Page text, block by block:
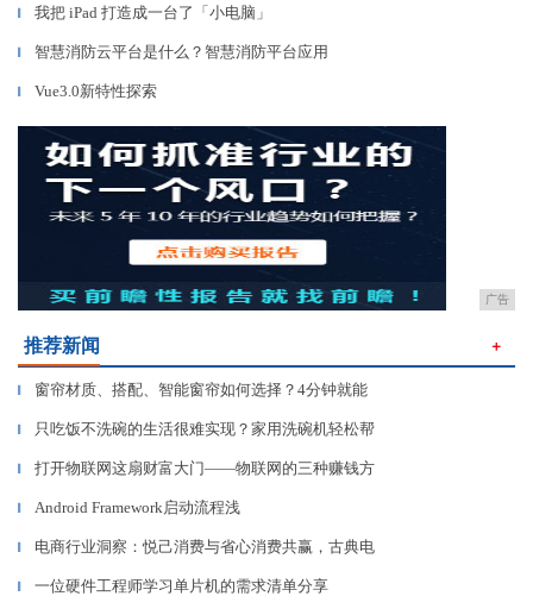
▎ 我把 iPad 打造成一台了「小电脑」
▎ 智慧消防云平台是什么？智慧消防平台应用
▎ Vue3.0新特性探索
广告
推荐新闻 ＋
▎ 窗帘材质、搭配、智能窗帘如何选择？4分钟就能
▎ 只吃饭不洗碗的生活很难实现？家用洗碗机轻松帮
▎ 打开物联网这扇财富大门——物联网的三种赚钱方
▎ Android Framework启动流程浅
▎ 电商行业洞察：悦己消费与省心消费共赢，古典电
▎ 一位硬件工程师学习单片机的需求清单分享